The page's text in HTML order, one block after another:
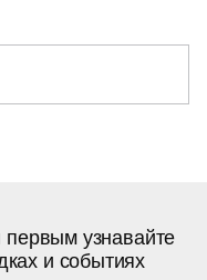
узнавайте
и событиях